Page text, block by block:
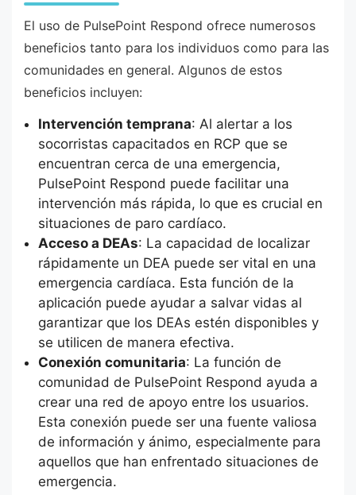
El uso de PulsePoint Respond ofrece numerosos
beneficios tanto para los individuos como para las
comunidades en general. Algunos de estos
beneficios incluyen:
Intervención temprana: Al alertar a los
socorristas capacitados en RCP que se
encuentran cerca de una emergencia,
PulsePoint Respond puede facilitar una
intervención más rápida, lo que es crucial en
situaciones de paro cardíaco.
Acceso a DEAs: La capacidad de localizar
rápidamente un DEA puede ser vital en una
emergencia cardíaca. Esta función de la
aplicación puede ayudar a salvar vidas al
garantizar que los DEAs estén disponibles y
se utilicen de manera efectiva.
Conexión comunitaria: La función de
comunidad de PulsePoint Respond ayuda a
crear una red de apoyo entre los usuarios.
Esta conexión puede ser una fuente valiosa
de información y ánimo, especialmente para
aquellos que han enfrentado situaciones de
emergencia.